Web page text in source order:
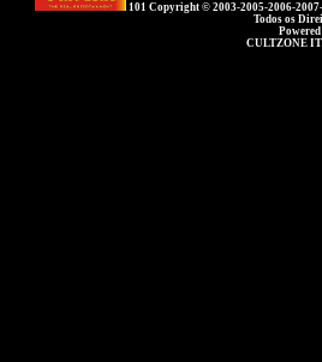
101 Copyright © 2003-2005-2006-
Todos os
CULTZONE